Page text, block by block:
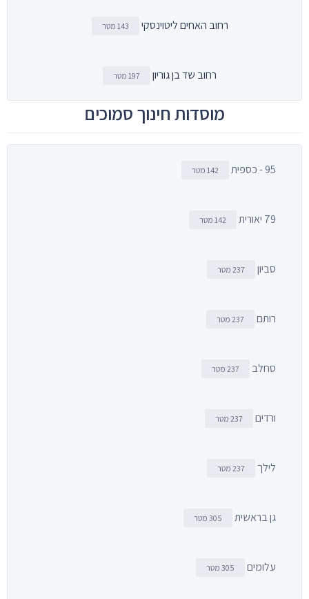
רחוב האחים ליטוינסקי 143 מטר
רחוב שד בן גוריון 197 מטר
מוסדות חינוך סמוכים
95 - כספית 142 מטר
79 יאורית 142 מטר
סביון 237 מטר
רותם 237 מטר
סחלב 237 מטר
ורדים 237 מטר
לילך 237 מטר
גן בראשית 305 מטר
עלומים 305 מטר